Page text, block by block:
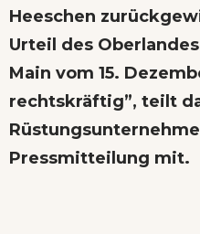
Heeschen
Urteil des
Main vom 15.
rechtskräftig”, teilt
Pressmitteilung mit.